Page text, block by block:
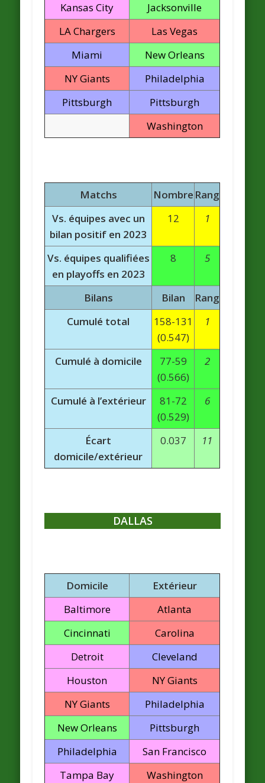
Kansas City
Jacksonville
LA Chargers
Las Vegas
Miami
New Orleans
NY Giants
Philadelphia
Pittsburgh
Pittsburgh
Washington
Matchs Nombre Rang
Vs. équipes avec un
bilan positif en 2023
12 1
Vs. équipes qualifiées
en playoffs en 2023
8 5
Bilans Bilan
Rang
Cumulé total
158-131
(0.547)
1
Cumulé à domicile
77-59
(0.566)
2
Cumulé à l’extérieur
81-72
(0.529)
6
Écart
domicile/extérieur
0.037 11
DALLAS
Domicile
Extérieur
Baltimore
Atlanta
Cincinnati
Carolina
Detroit
Cleveland
Houston
NY Giants
NY Giants
Philadelphia
New Orleans
Pittsburgh
Philadelphia
San Francisco
Tampa Bay
Washington